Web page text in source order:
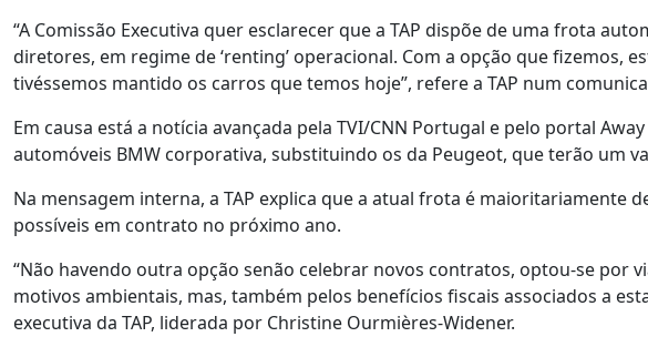
“A Comissão Executiva quer esclarecer que a TAP dispõe de uma frota
diretores, em regime de ‘renting’ operacional. Com a opção que fizemos,
tivéssemos mantido os carros que temos hoje”, refere a TAP num
Em causa está a notícia avançada pela TVI/CNN Portugal e pelo portal
automóveis BMW corporativa, substituindo os da Peugeot, que terão um
Na mensagem interna, a TAP explica que a atual frota é maioritariamente
possíveis em contrato no próximo ano.
“Não havendo outra opção senão celebrar novos contratos, optou-se por
motivos ambientais, mas, também pelos benefícios fiscais associados a
executiva da TAP, liderada por Christine Ourmières-Widener.